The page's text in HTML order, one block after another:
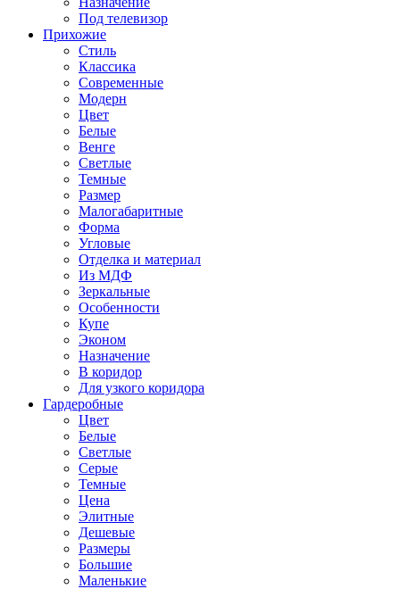
Под телевизор
Прихожие
Стиль
Классика
Современные
Модерн
Цвет
Белые
Венге
Светлые
Темные
Размер
Малогабаритные
Форма
Угловые
Отделка и материал
Из МДФ
Зеркальные
Особенности
Купе
Эконом
Назначение
В коридор
Для узкого коридора
Гардеробные
Цвет
Белые
Светлые
Серые
Темные
Цена
Элитные
Дешевые
Размеры
Большие
Маленькие